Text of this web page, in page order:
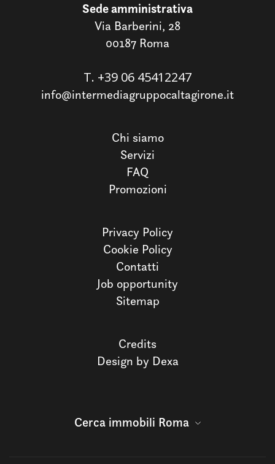
Sede amministrativa
Via Barberini, 28
00187 Roma
T. +39 06 45412247
info@intermediagruppocaltagirone.it
Chi siamo
Servizi
FAQ
Promozioni
Privacy Policy
Cookie Policy
Contatti
Job opportunity
Sitemap
Credits
Design by Dexa
Cerca immobili Roma